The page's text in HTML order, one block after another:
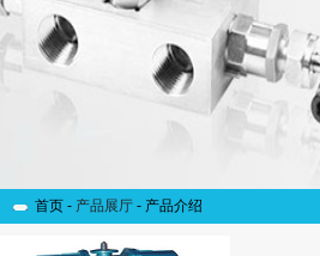
首页 - 产品展厅 - 产品介绍